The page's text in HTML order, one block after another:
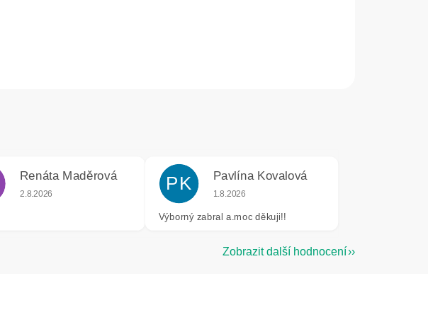
Renáta Maděrová
Hodnocení obchodu je 5 z 5 hvězdiček.
2.8.2026 PK Pavlína Kovalová
Hodnocení obchodu je 5 z 5 hvězdiček.
1.8.2026
Výborný zabral a.moc děkuji!!
Zobrazit další hodnocení